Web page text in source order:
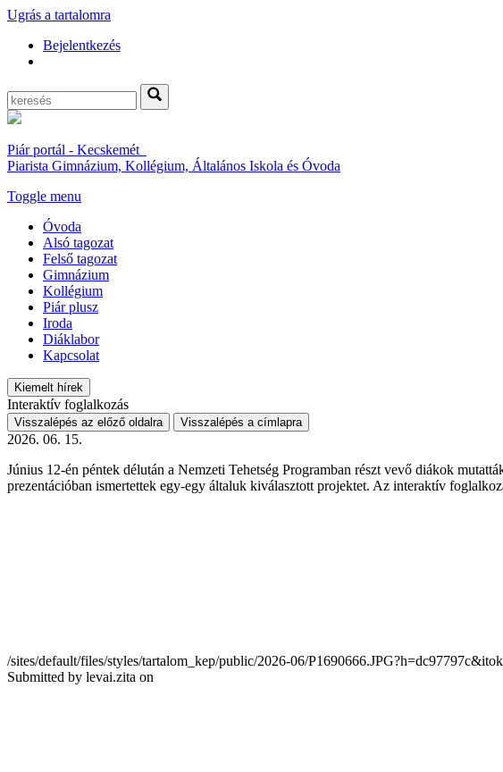
Ugrás a tartalomra
Bejelentkezés
Piár portál - Kecskemét
Piarista Gimnázium, Kollégium, Általános Iskola és Óvoda
Toggle menu
Óvoda
Alsó tagozat
Felső tagozat
Gimnázium
Kollégium
Piár plusz
Iroda
Diáklabor
Kapcsolat
Kiemelt hírek
Interaktív foglalkozás
Visszalépés az előző oldalra Visszalépés a címlapra
2026. 06. 15.
Június 12-én péntek délután a Nemzeti Tehetség Programban részt vevő diákok
prezentációban ismertettek egy-egy általuk kiválasztott projektet. Az interaktív
/sites/default/files/styles/tartalom_kep/public/2026-06/
Submitted by levai.zita on